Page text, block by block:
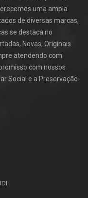
uma ampla
de diversas marcas,
se destaca no
Novas, Originais
atendendo com
com nossos
Social e a Preservação